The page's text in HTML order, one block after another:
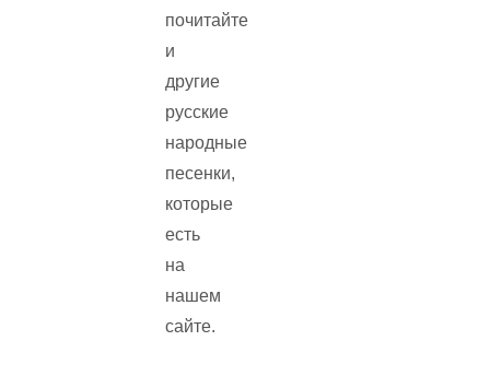
почитайте
и
другие
русские
народные
песенки,
которые
есть
на
нашем
сайте.